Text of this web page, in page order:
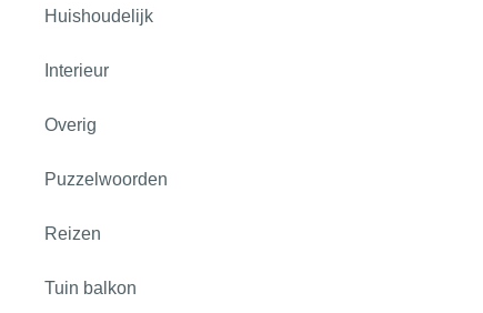
Huishoudelijk
Interieur
Overig
Puzzelwoorden
Reizen
Tuin balkon